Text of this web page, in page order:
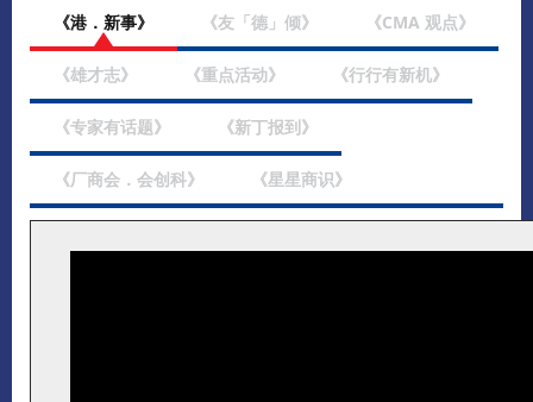
《港．新事》 《友「德」倾》 《CMA 观点》
《雄才志》 《重点活动》 《行行有新机》
《专家有话题》 《新丁报到》
《厂商会．会创科》 《星星商识》